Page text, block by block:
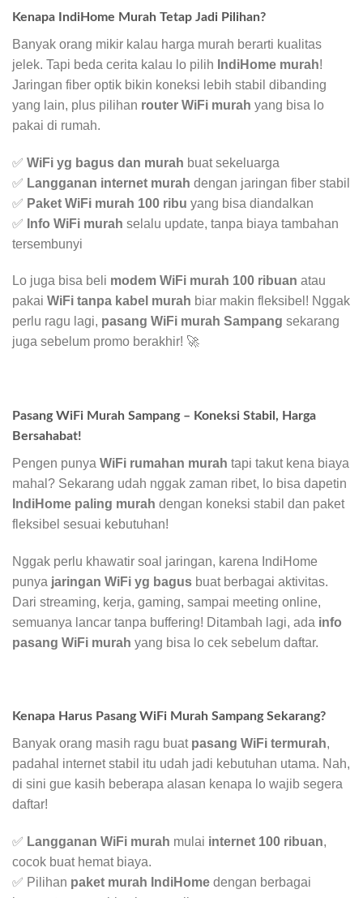
Kenapa IndiHome Murah Tetap Jadi Pilihan?
Banyak orang mikir kalau harga murah berarti kualitas
jelek. Tapi beda cerita kalau lo pilih IndiHome murah!
Jaringan fiber optik bikin koneksi lebih stabil dibanding
yang lain, plus pilihan router WiFi murah yang bisa lo
pakai di rumah.
✅ WiFi yg bagus dan murah buat sekeluarga
✅ Langganan internet murah dengan jaringan fiber stabil
✅ Paket WiFi murah 100 ribu yang bisa diandalkan
✅ Info WiFi murah selalu update, tanpa biaya tambahan
tersembunyi
Lo juga bisa beli modem WiFi murah 100 ribuan atau
pakai WiFi tanpa kabel murah biar makin fleksibel! Nggak
perlu ragu lagi, pasang WiFi murah Sampang sekarang
juga sebelum promo berakhir! 🚀
Pasang WiFi Murah Sampang – Koneksi Stabil, Harga
Bersahabat!
Pengen punya WiFi rumahan murah tapi takut kena biaya
mahal? Sekarang udah nggak zaman ribet, lo bisa dapetin
IndiHome paling murah dengan koneksi stabil dan paket
fleksibel sesuai kebutuhan!
Nggak perlu khawatir soal jaringan, karena IndiHome
punya jaringan WiFi yg bagus buat berbagai aktivitas.
Dari streaming, kerja, gaming, sampai meeting online,
semuanya lancar tanpa buffering! Ditambah lagi, ada info
pasang WiFi murah yang bisa lo cek sebelum daftar.
Kenapa Harus Pasang WiFi Murah Sampang Sekarang?
Banyak orang masih ragu buat pasang WiFi termurah,
padahal internet stabil itu udah jadi kebutuhan utama. Nah,
di sini gue kasih beberapa alasan kenapa lo wajib segera
daftar!
✅ Langganan WiFi murah mulai internet 100 ribuan,
cocok buat hemat biaya.
✅ Pilihan paket murah IndiHome dengan berbagai